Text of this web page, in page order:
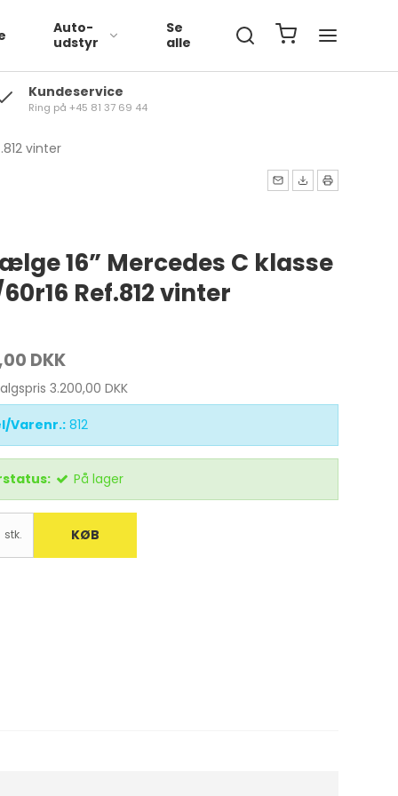
Auto-
udstyr
Se
alle
Kundeservice
Ring på +45 81 37 69 44
vinter
16” Mercedes C klasse
Ref.812 vinter
DKK
3.200,00 DKK
Varenr.: 812
På lager
stk. KØB